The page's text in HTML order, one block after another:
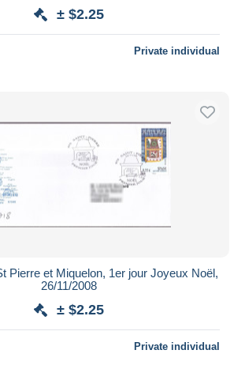
± $2.25
Private individual
Pierre et Miquelon, 1er jour Joyeux Noël,
26/11/2008
± $2.25
Private individual